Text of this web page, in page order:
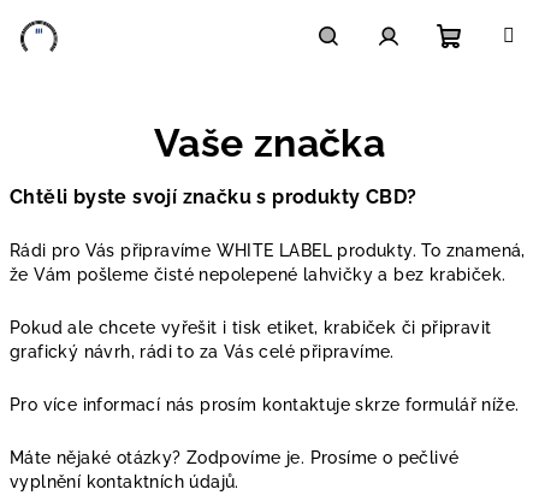
Vaše značka
Chtěli byste svojí značku s produkty CBD?
Rádi pro Vás připravíme WHITE LABEL produkty. To znamená,
že Vám pošleme čisté nepolepené lahvičky a bez krabiček.
Pokud ale chcete vyřešit i tisk etiket, krabiček či připravit
grafický návrh, rádi to za Vás celé připravíme.
Pro více informací nás prosím kontaktuje skrze formulář níže.
Máte nějaké otázky? Zodpovíme je. Prosíme o pečlivé
vyplnění kontaktních údajů.